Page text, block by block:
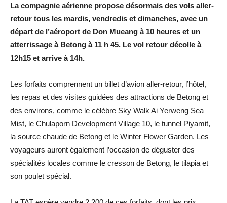
La compagnie aérienne propose désormais des vols aller-
retour tous les mardis, vendredis et dimanches, avec un
départ de l’aéroport de Don Mueang à 10 heures et un
atterrissage à Betong à 11 h 45. Le vol retour décolle à
12h15 et arrive à 14h.
Les forfaits comprennent un billet d’avion aller-retour, l’hôtel,
les repas et des visites guidées des attractions de Betong et
des environs, comme le célèbre Sky Walk Ai Yerweng Sea
Mist, le Chulaporn Development Village 10, le tunnel Piyamit,
la source chaude de Betong et le Winter Flower Garden. Les
voyageurs auront également l’occasion de déguster des
spécialités locales comme le cresson de Betong, le tilapia et
son poulet spécial.